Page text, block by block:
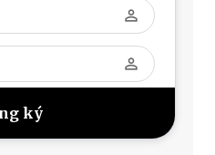
perm_identity
perm_identity